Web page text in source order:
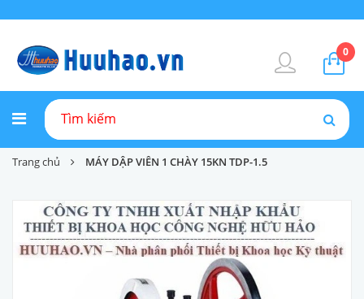
0
Trang chủ MÁY DẬP VIÊN 1 CHÀY 15KN TDP-1.5